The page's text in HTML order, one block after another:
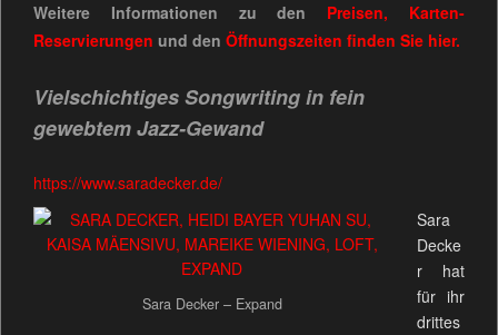
Weitere Informationen zu den Preisen, Karten-
Reservierungen und den Öffnungszeiten finden Sie hier.
Vielschichtiges Songwriting in fein
gewebtem Jazz-Gewand
https://www.saradecker.de/
Sara Decker – Expand
Sara
Decke
r hat
für ihr
drittes